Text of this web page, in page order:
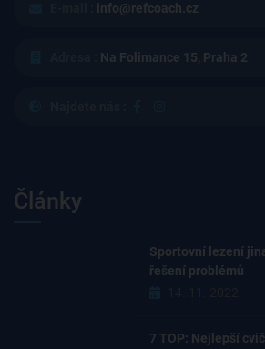
info@refcoach.cz
Na Folimance 15, Praha 2
Články
Sportovní lezení
řešení problémů
7 TOP: Nejlepší